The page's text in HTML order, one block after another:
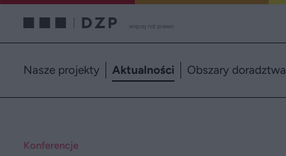
Nasze projekty Aktualności Obszary doradztwa
Konferencje